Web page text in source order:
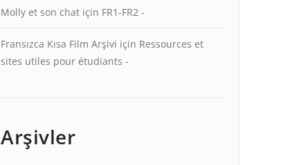
Molly et son chat için FR1-FR2 -
Fransızca Kısa Film Arşivi için Ressources et
sites utiles pour étudiants -
Arşivler